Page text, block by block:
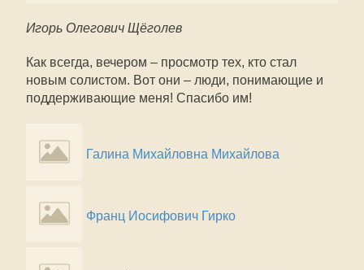
Игорь Олегович Щёголев
Как всегда, вечером – просмотр тех, кто стал
новым солистом. Вот они – люди, понимающие и
поддерживающие меня! Спасибо им!
Галина Михайловна Михайлова
Франц Иосифович Гирко